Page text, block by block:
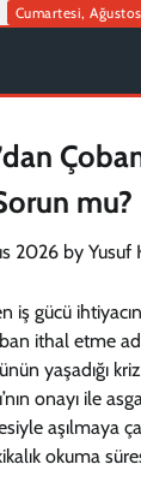
Cumartesi,
mu?
2026 by Yusuf
iş gücü
ithal etme
yaşadığı
onayı ile
aşılmaya
okuma